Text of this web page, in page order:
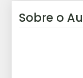
Sobre o